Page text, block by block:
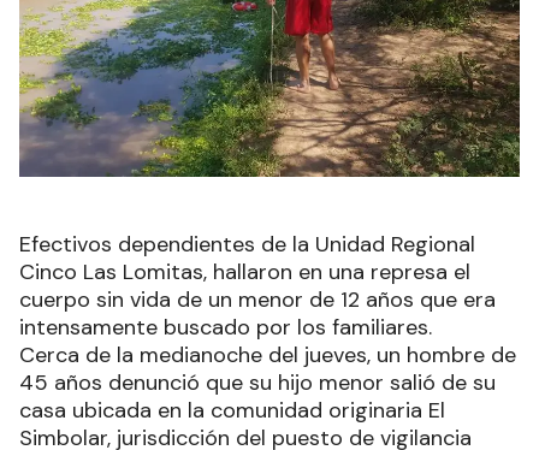
Efectivos dependientes de la Unidad Regional
Cinco Las Lomitas, hallaron en una represa el
cuerpo sin vida de un menor de 12 años que era
intensamente buscado por los familiares.
Cerca de la medianoche del jueves, un hombre de
45 años denunció que su hijo menor salió de su
casa ubicada en la comunidad originaria El
Simbolar, jurisdicción del puesto de vigilancia